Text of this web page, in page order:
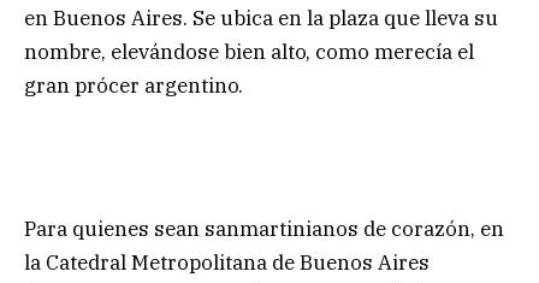
en Buenos Aires. Se ubica en la plaza que lleva su
nombre, elevándose bien alto, como merecía el
gran prócer argentino.
Para quienes sean sanmartinianos de corazón, en
la Catedral Metropolitana de Buenos Aires